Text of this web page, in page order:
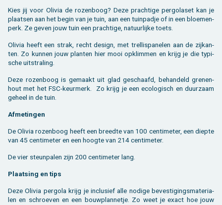
Kies jij voor Oli­via de ro­zen­boog? Deze prach­ti­ge per­go­la­set kan je
plaat­sen aan het begin van je tuin, aan een tuin­pad­je of in een bloe­men­
perk. Ze geven jouw tuin een prach­ti­ge, na­tuur­lij­ke toets.
Oli­via heeft een strak, recht de­sign, met trel­lis­pa­ne­len aan de zij­kan­
ten. Zo kun­nen jouw plan­ten hier mooi op­klim­men en krijg je die ty­pi­
sche uit­stra­ling.
Deze ro­zen­boog is ge­maakt uit glad ge­schaafd, be­han­deld gre­nen­
hout met het FSC-keur­merk. Zo krijg je een eco­lo­gisch en duur­zaam
ge­heel in de tuin.
Af­me­tin­gen
De Oli­via ro­zen­boog heeft een breed­te van 100 cen­ti­me­ter, een diep­te
van 45 cen­ti­me­ter en een hoog­te van 214 cen­ti­me­ter.
De vier steun­pa­len zijn 200 cen­ti­me­ter lang.
Plaat­sing en tips
Deze Oli­via per­go­la krijg je in­clu­sief alle no­di­ge be­ves­ti­gings­ma­te­ri­a­
len en schroe­ven en een bouw­plan­ne­tje. Zo weet je exact hoe jouw